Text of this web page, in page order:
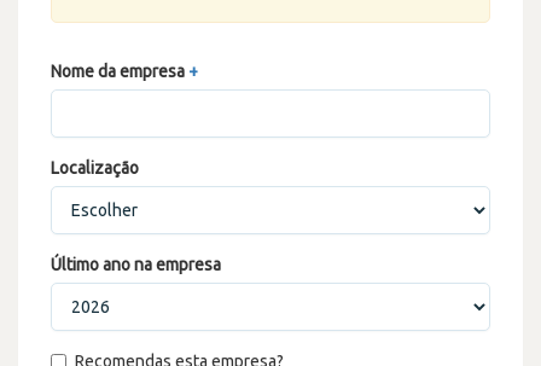
Nome da empresa +
Localização
Último ano na empresa
Recomendas esta empresa?